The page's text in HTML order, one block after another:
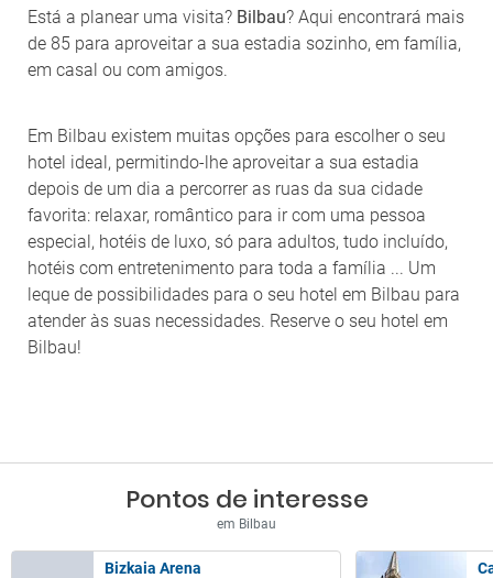
Está a planear uma visita? Bilbau? Aqui encontrará mais
de 85 para aproveitar a sua estadia sozinho, em família,
em casal ou com amigos.
Em Bilbau existem muitas opções para escolher o seu
hotel ideal, permitindo-lhe aproveitar a sua estadia
depois de um dia a percorrer as ruas da sua cidade
favorita: relaxar, romântico para ir com uma pessoa
especial, hotéis de luxo, só para adultos, tudo incluído,
hotéis com entretenimento para toda a família ... Um
leque de possibilidades para o seu hotel em Bilbau para
atender às suas necessidades. Reserve o seu hotel em
Bilbau!
Pontos de interesse
em Bilbau
Bizkaia Arena